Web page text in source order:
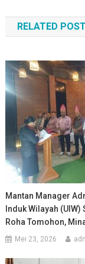
pos
RELATED
Mantan Manager
Induk Wilayah
Roha Tomohon,
Mei 23, 2026